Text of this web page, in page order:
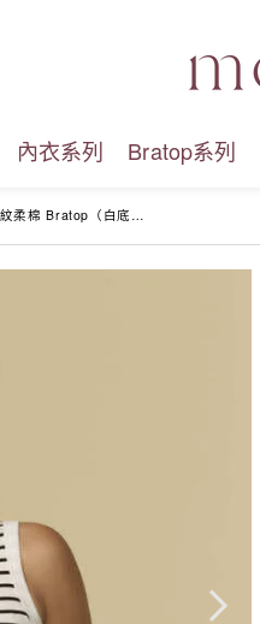
內衣系列 Bratop系列
棉 Bratop（白底黑條）